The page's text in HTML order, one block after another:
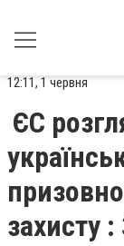
12:11, 1 червня
ЄС
захисту